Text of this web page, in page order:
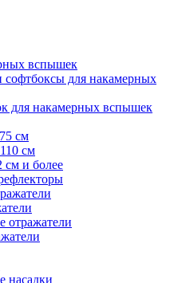
вспышек
софтбоксы для накамерных
для накамерных вспышек
см
см
см и более
отражатели
насадки